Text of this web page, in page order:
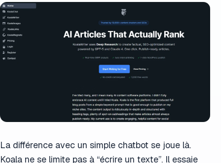
La différence avec un simple chatbot se joue là.
Koala ne se limite pas à “écrire un texte”. Il essaie